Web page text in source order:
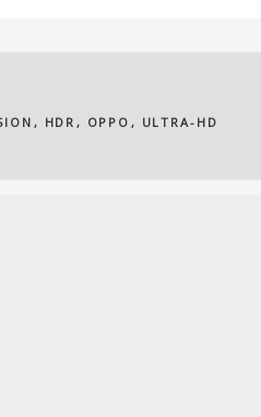
, HDR , OPPO , ULTRA-HD